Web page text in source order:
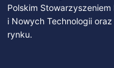
Polskim
i Nowych Technologii
rynku.